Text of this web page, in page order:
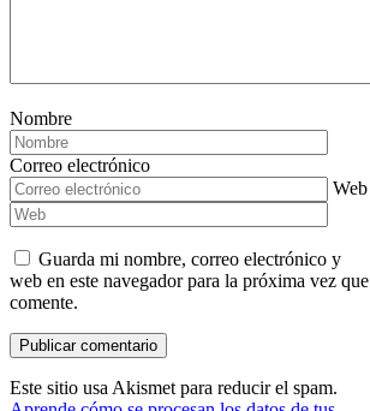
Nombre
Correo electrónico
Web
Guarda mi nombre, correo electrónico y
web en este navegador para la próxima vez que
comente.
Este sitio usa Akismet para reducir el spam.